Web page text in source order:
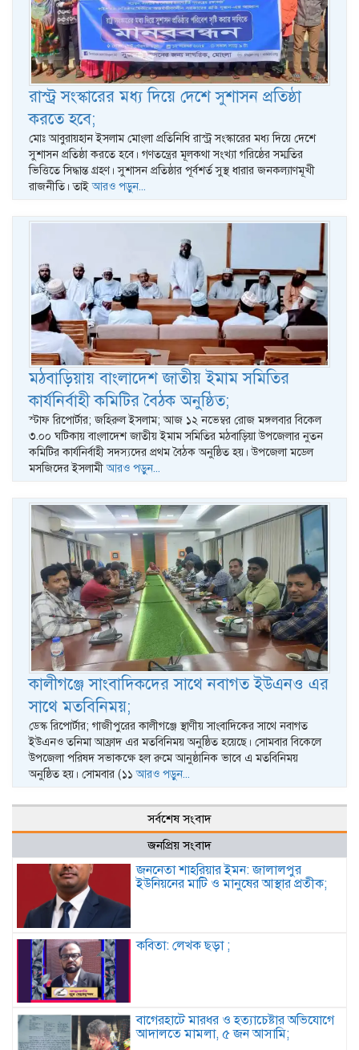
রাস্ট্র সংস্কারের মধ্য দিয়ে দেশে সুশাসন প্রতিষ্ঠা
করতে হবে;
মোঃ আবুরায়হান ইসলাম মোংলা প্রতিনিধি রাস্ট্র সংস্কারের মধ্য দিয়ে দেশে
সুশাসন প্রতিষ্ঠা করতে হবে। গণতন্ত্রের মূলকথা সংখ্যা গরিষ্ঠের সম্মতির
ভিত্তিতে সিদ্ধান্ত গ্রহণ। সুশাসন প্রতিষ্ঠার পূর্বশর্ত সুস্থ ধারার জনকল্যাণমূখী
রাজনীতি। তাইআরও পড়ুন...
মঠবাড়িয়ায় বাংলাদেশ জাতীয় ইমাম সমিতির
কার্যনির্বাহী কমিটির বৈঠক অনুষ্ঠিত;
স্টাফ রিপোর্টার; জহিরুল ইসলাম; আজ ১২ নভেম্বর রোজ মঙ্গলবার বিকেল
৩.০০ ঘটিকায় বাংলাদেশ জাতীয় ইমাম সমিতির মঠবাড়িয়া উপজেলার নুতন
কমিটির কার্যনির্বাহী সদস্যদের প্রথম বৈঠক অনুষ্ঠিত হয়। উপজেলা মডেল
মসজিদের ইসলামীআরও পড়ুন...
কালীগঞ্জে সাংবাদিকদের সাথে নবাগত ইউএনও এর
সাথে মতবিনিময়;
ডেস্ক রিপোর্টার; গাজীপুরের কালীগঞ্জে স্থাণীয় সাংবাদিকের সাথে নবাগত
ইউএনও তনিমা আফ্রাদ এর মতবিনিময় অনুষ্ঠিত হয়েছে। সোমবার বিকেলে
উপজেলা পরিষদ সভাকক্ষে হল রুমে আনুষ্ঠানিক ভাবে এ মতবিনিময়
অনুষ্ঠিত হয়। সোমবার (১১আরও পড়ুন...
সর্বশেষ সংবাদ
জনপ্রিয় সংবাদ
জননেতা শাহরিয়ার ইমন: জালালপুর
ইউনিয়নের মাটি ও মানুষের আস্থার প্রতীক;
কবিতা: লেখক ছড়া ;
বাগেরহাটে মারধর ও হত্যাচেষ্টার অভিযোগে
আদালতে মামলা, ৫ জন আসামি;